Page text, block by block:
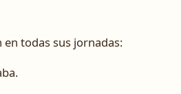
en todas sus jornadas: